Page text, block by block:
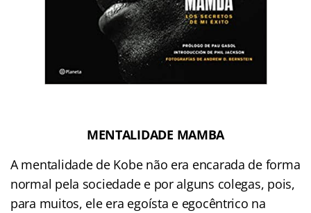
MENTALIDADE MAMBA
A mentalidade de Kobe não era encarada de forma
normal pela sociedade e por alguns colegas, pois,
para muitos, ele era egoísta e egocêntrico na